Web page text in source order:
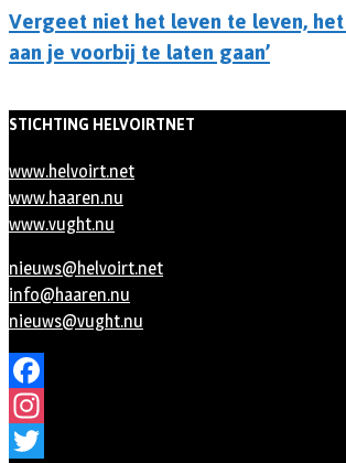
Vergeet niet het leven te leven,
aan je voorbij te laten gaan’
STICHTING HELVOIRTNET
www.helvoirt.net
www.haaren.nu
www.vught.nu
nieuws@helvoirt.net
info@haaren.nu
nieuws@vught.nu
Facebook
Instagram